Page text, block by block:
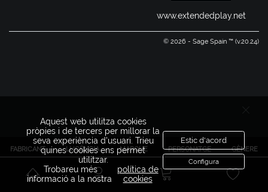
FABRICANT LLICÈNCIA MARQUE PERSONATGE GÈNERE
www.extendedplay.net
© 2026 - Sage Spain ™ (v.20.24)
Aquest web utilitza cookies
pròpies i de tercers per millorar la
seva experiència d'usuari. Trieu
quines cookies ens permet
utilitzar.
Trobareu més
informació a la nostra
política de
cookies
Estic d'acord
Configura